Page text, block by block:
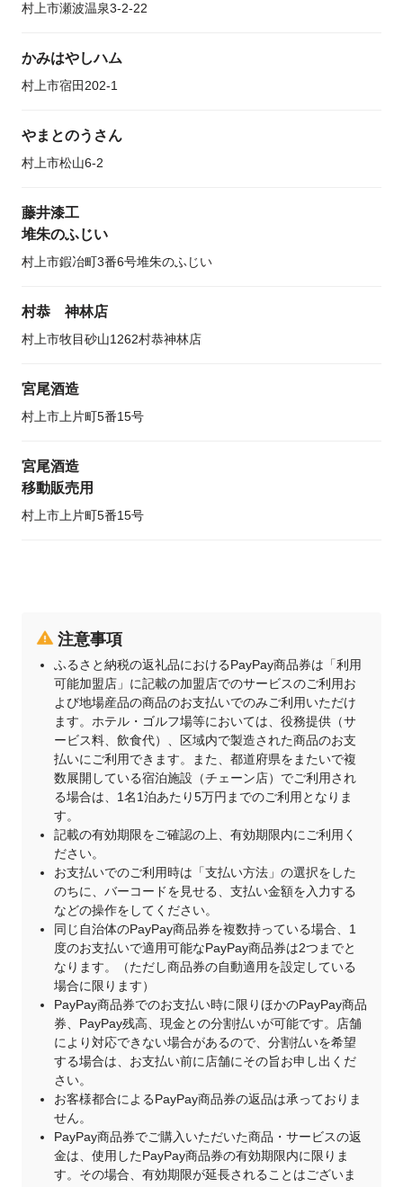
村上市瀬波温泉3-2-22
かみはやしハム
村上市宿田202-1
やまとのうさん
村上市松山6-2
藤井漆工
堆朱のふじい
村上市鍜冶町3番6号堆朱のふじい
村恭 神林店
村上市牧目砂山1262村恭神林店
宮尾酒造
村上市上片町5番15号
宮尾酒造
移動販売用
村上市上片町5番15号
注意事項
ふるさと納税の返礼品におけるPayPay商品券は「利用
可能加盟店」に記載の加盟店でのサービスのご利用お
よび地場産品の商品のお支払いでのみご利用いただけ
ます。ホテル・ゴルフ場等においては、役務提供（サ
ービス料、飲食代）、区域内で製造された商品のお支
払いにご利用できます。また、都道府県をまたいで複
数展開している宿泊施設（チェーン店）でご利用され
る場合は、1名1泊あたり5万円までのご利用となりま
す。
記載の有効期限をご確認の上、有効期限内にご利用く
ださい。
お支払いでのご利用時は「支払い方法」の選択をした
のちに、バーコードを見せる、支払い金額を入力する
などの操作をしてください。
同じ自治体のPayPay商品券を複数持っている場合、1
度のお支払いで適用可能なPayPay商品券は2つまでと
なります。（ただし商品券の自動適用を設定している
場合に限ります）
PayPay商品券でのお支払い時に限りほかのPayPay商品
券、PayPay残高、現金との分割払いが可能です。店舗
により対応できない場合があるので、分割払いを希望
する場合は、お支払い前に店舗にその旨お申し出くだ
さい。
お客様都合によるPayPay商品券の返品は承っておりま
せん。
PayPay商品券でご購入いただいた商品・サービスの返
金は、使用したPayPay商品券の有効期限内に限りま
す。その場合、有効期限が延長されることはございま